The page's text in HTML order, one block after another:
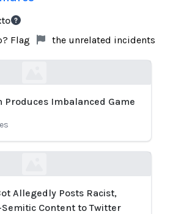
Flag the unrelated incidents
Produces Imbalanced Game
Allegedly Posts Racist,
Content to Twitter